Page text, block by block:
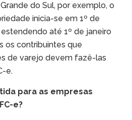
do Sul, por exemplo, o
inicia-se em 1º de
até 1º de janeiro
os contribuintes que
de varejo devem fazê-las
e.
para as empresas
e?